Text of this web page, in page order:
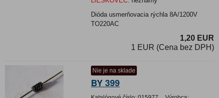
Dióda usmerňovacia rýchla 8A/1200V
TO220AC
1,20 EUR
1 EUR (Cena bez DPH)
Nie je na sklade
BY 399